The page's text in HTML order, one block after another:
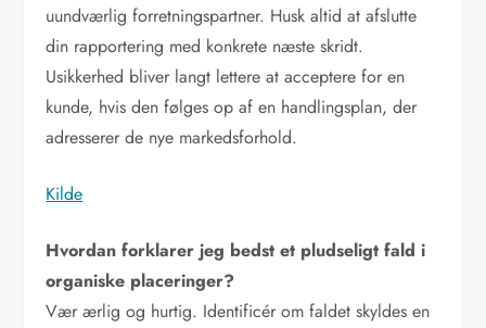
uundværlig forretningspartner. Husk altid at afslutte
din rapportering med konkrete næste skridt.
Usikkerhed bliver langt lettere at acceptere for en
kunde, hvis den følges op af en handlingsplan, der
adresserer de nye markedsforhold.
Kilde
Hvordan forklarer jeg bedst et pludseligt fald i
organiske placeringer?
Vær ærlig og hurtig. Identificér om faldet skyldes en